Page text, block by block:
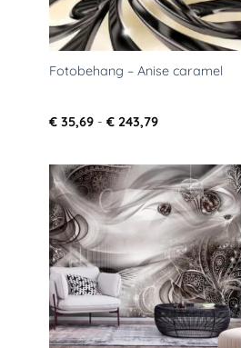
Fotobehang – Anise caramel
€ 35,69 - € 243,79Prijsklasse:
Toevoegen
aan
verlanglijst